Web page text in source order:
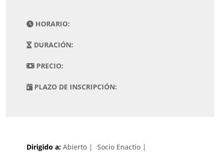
HORARIO:
DURACIÓN:
PRECIO:
PLAZO DE INSCRIPCIÓN:
Dirigido a: Abierto
Socio Enactio